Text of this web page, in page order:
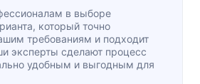
в выборе
который точно
требованиям и подходит
эксперты сделают процесс
удобным и выгодным для